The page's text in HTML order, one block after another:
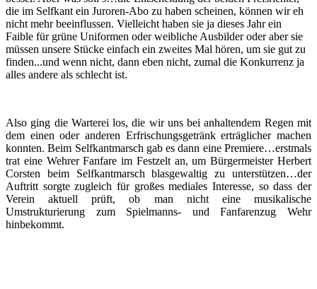
die im Selfkant ein Juroren-Abo zu haben scheinen, können wir eh
nicht mehr beeinflussen. Vielleicht haben sie ja dieses Jahr ein
Faible für grüne Uniformen oder weibliche Ausbilder oder aber sie
müssen unsere Stücke einfach ein zweites Mal hören, um sie gut zu
finden...und wenn nicht, dann eben nicht, zumal die Konkurrenz ja
alles andere als schlecht ist.
Also ging die Warterei los, die wir uns bei anhaltendem Regen mit
dem einen oder anderen Erfrischungsgetränk erträglicher machen
konnten. Beim Selfkantmarsch gab es dann eine Premiere…erstmals
trat eine Wehrer Fanfare im Festzelt an, um Bürgermeister Herbert
Corsten beim Selfkantmarsch blasgewaltig zu unterstützen…der
Auftritt sorgte zugleich für großes mediales Interesse, so dass der
Verein aktuell prüft, ob man nicht eine musikalische
Umstrukturierung zum Spielmanns- und Fanfarenzug Wehr
hinbekommt.